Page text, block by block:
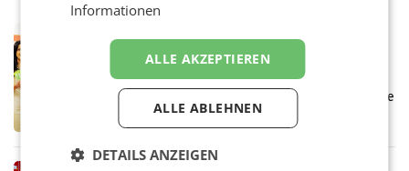
Eine Bühne für Zirkularität: ARA und
Müller informieren am POS über
Kreislauffähigkeit
Über den gesamten August hinweg rücken die
Altstoff Recycling Austria AG (ARA) und der
Handelskonzern Müller die Initiative
Müller-Filialen
Informationen
ALLE AKZEPTIEREN
ALLE ABLEHNEN
DETAILS ANZEIGEN